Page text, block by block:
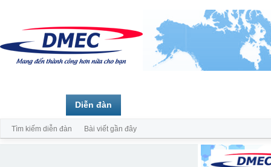
Diễn đàn
Tìm kiếm diễn đàn Bài viết gần đây